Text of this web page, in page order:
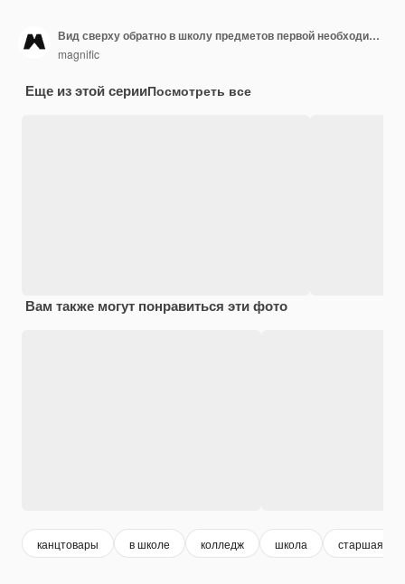
Вид сверху обратно в школу предметов первой необходимости с карандашами и тетрадью
magnific
Еще из этой серииПосмотреть все
Вам также могут понравиться эти фото
канцтовары в школе колледж школа старшая